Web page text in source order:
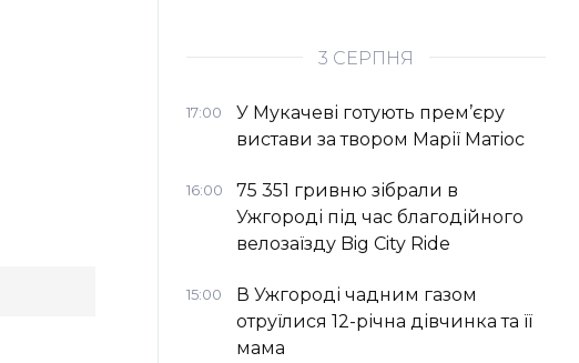
3 СЕРПНЯ
17:00
У Мукачеві готують прем’єру
вистави за твором Марії Матіос
16:00
75 351 гривню зібрали в
Ужгороді під час благодійного
велозаїзду Big Сity Ride
15:00
В Ужгороді чадним газом
отруїлися 12-річна дівчинка та її
мама